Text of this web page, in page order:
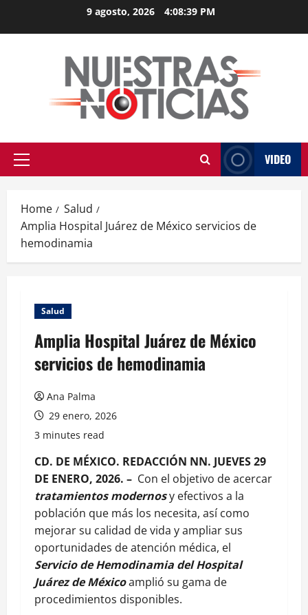
9 agosto, 2026 4:08:40 PM
Primary
VIDEO
Home
Salud
Amplia Hospital Juárez de México servicios de
hemodinamia
Salud
Amplia Hospital Juárez de México
servicios de hemodinamia
Ana Palma
29 enero, 2026
3 minutes read
CD. DE MÉXICO. REDACCIÓN NN. JUEVES 29
DE ENERO, 2026. – Con el objetivo de acercar
tratamientos modernosy efectivos a la
población que más los necesita, así como
mejorar su calidad de vida y ampliar sus
oportunidades de atención médica, el
Servicio de Hemodinamia del Hospital
Juárez de Méxicoamplió su gama de
procedimientos disponibles.